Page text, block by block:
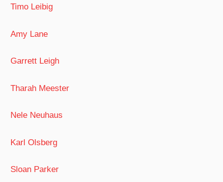
Timo Leibig
Amy Lane
Garrett Leigh
Tharah Meester
Nele Neuhaus
Karl Olsberg
Sloan Parker